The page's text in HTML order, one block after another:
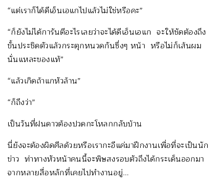
“แต่เราก็ได้ดีเอ็นเอแกไปแล้วไม่ใช่หรือคะ”
“ก็ยังไม่ได้การันตีอะไรเลยว่าจะได้ดีเอ็นเอแก จะให้ชัดต้องถึง
ขั้นประชิดตัวแล้วกระตุกหนวดกันซึ่งๆ หน้า หรือไม่ก็เส้นผม
นั่นแหละของแท้”
“แล้วเกิดถ้าแกหัวล้าน”
“ก็ถึงว่า”
เป็นวันที่ฝนดาวต้องปวดกะโหลกกลับบ้าน
นี่ยังจะต้องผิดศีลด้วยหรือเรากะอีแค่มาฝึกงานเพื่อที่จะเป็นนัก
ข่าว ท่าทางหัวหน้าคนนี้จะพิษสงรอบตัวถึงได้กระเด็นออกมา
จากหลายสื่อหลักที่เคยไปทำงานอยู่…